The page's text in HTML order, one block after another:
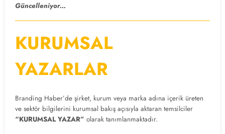
Güncelleniyor…
KURUMSAL
YAZARLAR
Branding Haber’de şirket, kurum veya marka adına içerik üreten
ve sektör bilgilerini kurumsal bakış açısıyla aktaran temsilciler
“KURUMSAL YAZAR” olarak tanımlanmaktadır.